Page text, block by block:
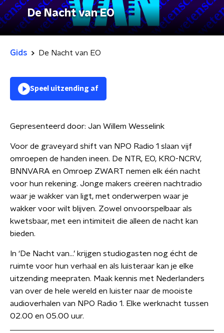
De Nacht van EO
Gids De Nacht van EO
Speel uitzending af
Gepresenteerd door: Jan Willem Wesselink
Voor de graveyard shift van NPO Radio 1 slaan vijf
omroepen de handen ineen. De NTR, EO, KRO-NCRV,
BNNVARA en Omroep ZWART nemen elk één nacht
voor hun rekening. Jonge makers creëren nachtradio
waar je wakker van ligt, met onderwerpen waar je
wakker voor wilt blijven. Zowel onvoorspelbaar als
kwetsbaar, met een intimiteit die alleen de nacht kan
bieden.
In ‘De Nacht van…’ krijgen studiogasten nog écht de
ruimte voor hun verhaal en als luisteraar kan je elke
uitzending meepraten. Maak kennis met Nederlanders
van over de hele wereld en luister naar de mooiste
audioverhalen van NPO Radio 1. Elke werknacht tussen
02.00 en 05.00 uur.